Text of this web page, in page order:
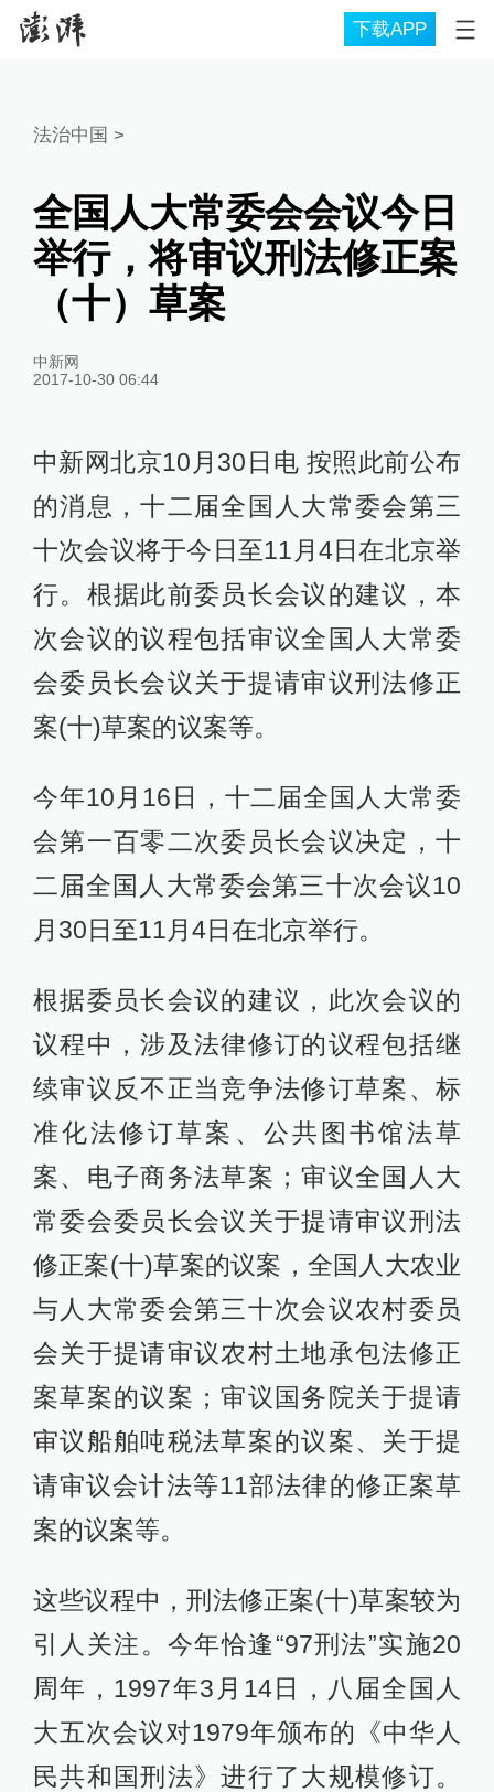
下载APP
法治中国 >
全国人大常委会会议今日
举行，将审议刑法修正案
（十）草案
中新网
2017-10-30 06:44
中新网北京10月30日电 按照此前公布
的消息，十二届全国人大常委会第三
十次会议将于今日至11月4日在北京举
行。根据此前委员长会议的建议，本
次会议的议程包括审议全国人大常委
会委员长会议关于提请审议刑法修正
案(十)草案的议案等。
今年10月16日，十二届全国人大常委
会第一百零二次委员长会议决定，十
二届全国人大常委会第三十次会议10
月30日至11月4日在北京举行。
根据委员长会议的建议，此次会议的
议程中，涉及法律修订的议程包括继
续审议反不正当竞争法修订草案、标
准化法修订草案、公共图书馆法草
案、电子商务法草案；审议全国人大
常委会委员长会议关于提请审议刑法
修正案(十)草案的议案，全国人大农业
与人大常委会第三十次会议农村委员
会关于提请审议农村土地承包法修正
案草案的议案；审议国务院关于提请
审议船舶吨税法草案的议案、关于提
请审议会计法等11部法律的修正案草
案的议案等。
这些议程中，刑法修正案(十)草案较为
引人关注。今年恰逢“97刑法”实施20
周年，1997年3月14日，八届全国人
大五次会议对1979年颁布的《中华人
民共和国刑法》进行了大规模修订。